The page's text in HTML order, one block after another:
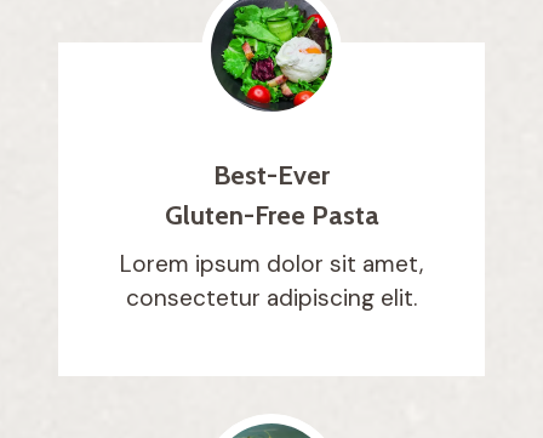
Best-Ever
Gluten-Free Pasta
Lorem ipsum dolor sit amet,
consectetur adipiscing elit.